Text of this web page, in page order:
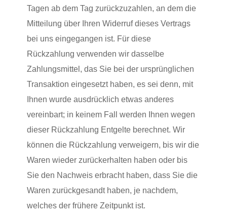
Tagen ab dem Tag zurückzuzahlen, an dem die
Mitteilung über Ihren Widerruf dieses Vertrags
bei uns eingegangen ist. Für diese
Rückzahlung verwenden wir dasselbe
Zahlungsmittel, das Sie bei der ursprünglichen
Transaktion eingesetzt haben, es sei denn, mit
Ihnen wurde ausdrücklich etwas anderes
vereinbart; in keinem Fall werden Ihnen wegen
dieser Rückzahlung Entgelte berechnet. Wir
können die Rückzahlung verweigern, bis wir die
Waren wieder zurückerhalten haben oder bis
Sie den Nachweis erbracht haben, dass Sie die
Waren zurückgesandt haben, je nachdem,
welches der frühere Zeitpunkt ist.